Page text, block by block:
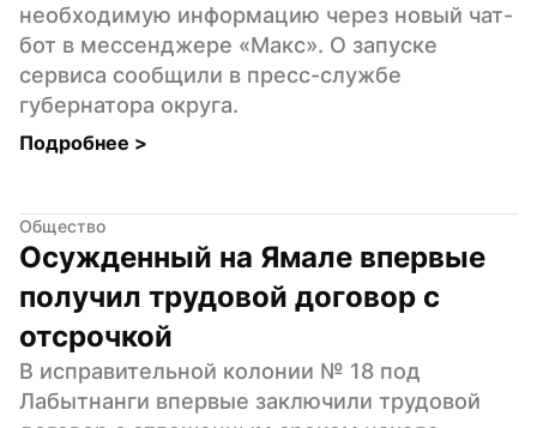
необходимую информацию через новый чат-
бот в мессенджере «Макс». О запуске
сервиса сообщили в пресс-службе
губернатора округа.
Подробнее >
Общество
Осужденный на Ямале впервые
получил трудовой договор с
отсрочкой
В исправительной колонии № 18 под
Лабытнанги впервые заключили трудовой